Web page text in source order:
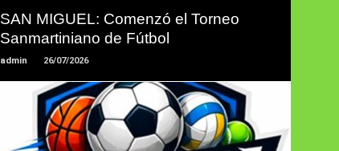
SAN MIGUEL: Comenzó el Torneo
Sanmartiniano de Fútbol
admin 26/07/2026